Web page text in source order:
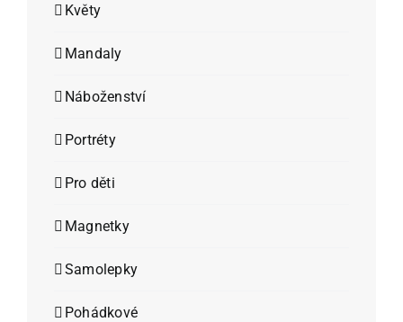
Květy
Mandaly
Náboženství
Portréty
Pro děti
Magnetky
Samolepky
Pohádkové